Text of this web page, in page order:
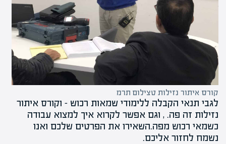
קורס איתור נזילות טצילום תרמ
לגבי תנאי הקבלה ללימודי שמאות רכוש – וקורס איתור
נזילות זה פה. , וגם אפשר לקרוא איך למצוא עבודה
כשמאי רכוש מפה.השאירו את הפרטים שלכם ואנו
נשמח לחזור אליכם.